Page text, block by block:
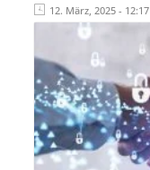
12. März, 2025 - 12:17